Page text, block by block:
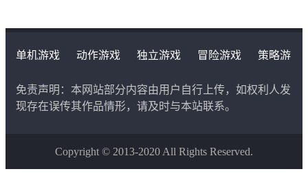
单机游戏 动作游戏 独立游戏 冒险游戏
策略游
免责声明：本网站部分内容由用户自行上传，如权利人发
现存在误传其作品情形，请及时与本站联系。
Copyright © 2013-2020 All Rights Reserved.